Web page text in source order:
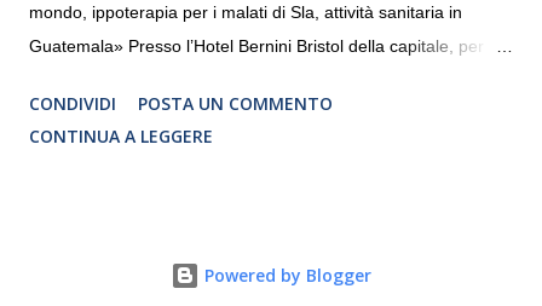
mondo, ippoterapia per i malati di Sla, attività sanitaria in
Guatemala» Presso l’Hotel Bernini Bristol della capitale, per la
programmazione del Rotary Club Roma Sud-Est che festeggia
i quaranta anni di attività. Un’occasione per raccontare al
riguardano sia il territorio che le missioni all’estero in paesi in
CONDIVIDI
POSTA UN COMMENTO
CONTINUA A LEGGERE
Powered by Blogger